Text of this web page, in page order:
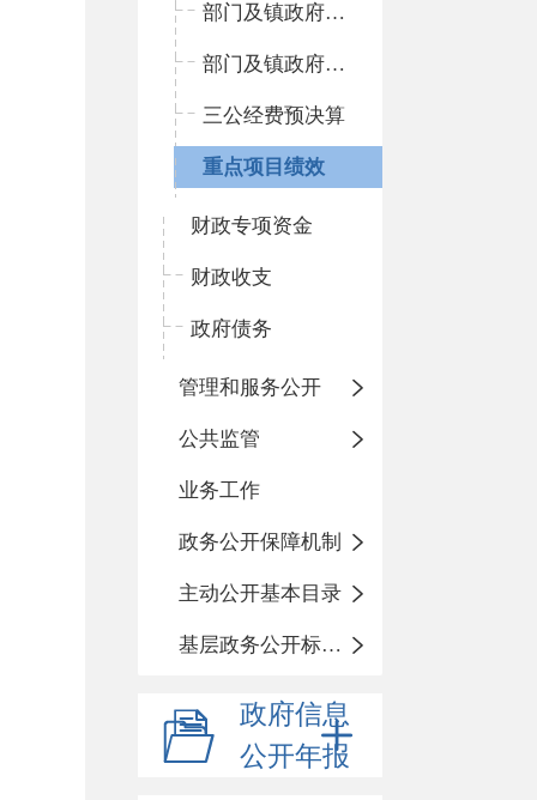
部门及镇政府预算
部门及镇政府决算
三公经费预决算
重点项目绩效
财政专项资金
财政收支
政府债务
管理和服务公开
公共监管
业务工作
政务公开保障机制
主动公开基本目录
基层政务公开标准化目录
政府信息
公开年报